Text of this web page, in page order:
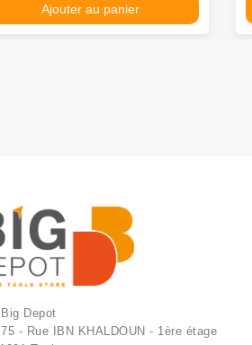
Ajouter au panier
Big Depot
75 - Rue IBN KHALDOUN - 1ère étage